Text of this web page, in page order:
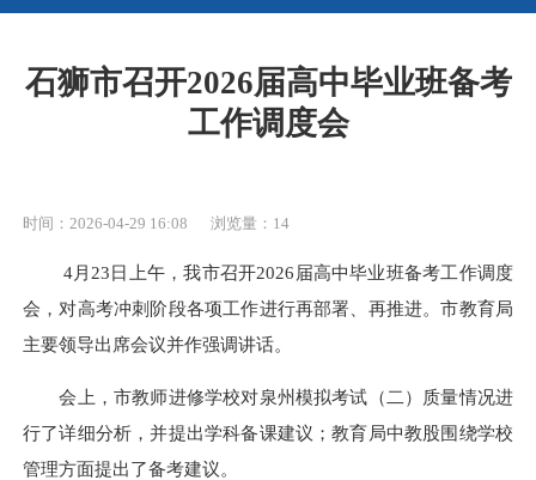
石狮市召开2026届高中毕业班备考
工作调度会
时间：2026-04-29 16:08 浏览量： 14
4月23日上午，我市召开2026届高中毕业班备考工作调度
会，对高考冲刺阶段各项工作进行再部署、再推进。市教育局
主要领导出席会议并作强调讲话。
会上，市教师进修学校对泉州模拟考试（二）质量情况进
行了详细分析，并提出学科备课建议；教育局中教股围绕学校
管理方面提出了备考建议。